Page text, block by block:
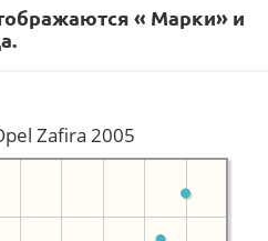
« Марки» и
Zafira 2005